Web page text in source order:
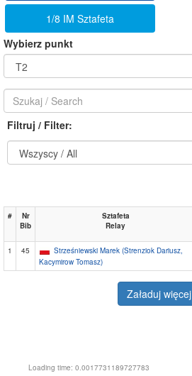
1/8 IM Sztafeta
Wybierz punkt
Filtruj / Filter:
#
Nr
Bib
Sztafeta
Relay
1 45
Strześniewski Marek (Strenziok Dariusz,
Kacymirow Tomasz)
Załaduj więcej
Loading time: 0.0017731189727783